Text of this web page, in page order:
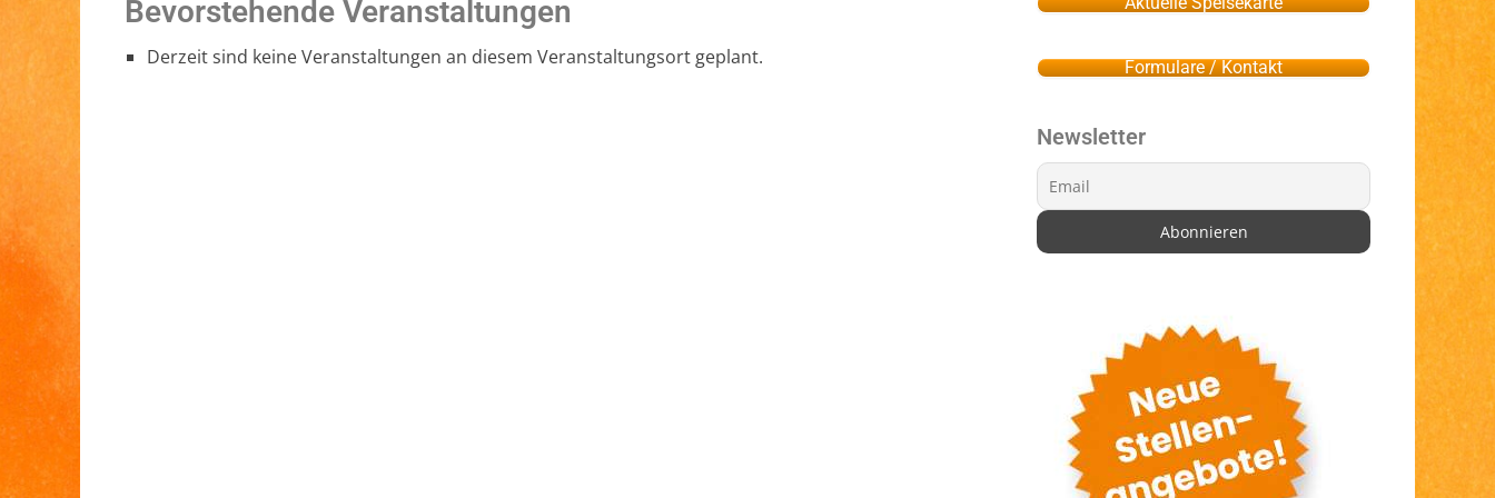
Bevorstehende Veranstaltungen
Derzeit sind keine Veranstaltungen an diesem Veranstaltungsort geplant. Formulare / Kontakt
Newsletter